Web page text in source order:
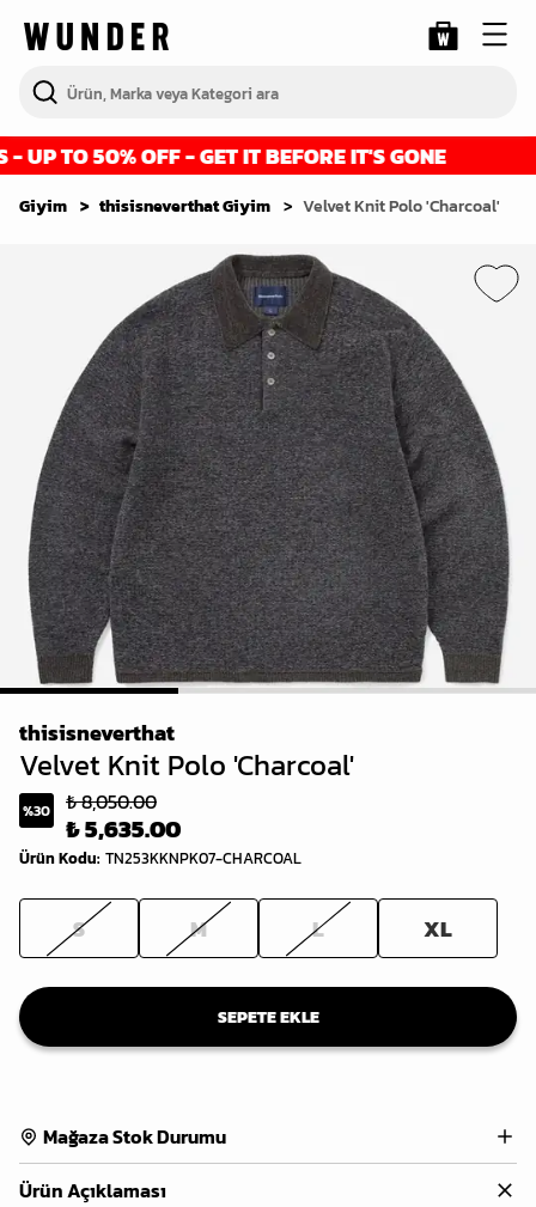
TO 50% OFF - GET IT BEFORE IT'S GONE
Giyim thisisneverthat Giyim Velvet Knit Polo 'Charcoal'
1 2 3
thisisneverthat
Velvet Knit Polo 'Charcoal'
%30 ₺ 8,050.00
₺ 5,635.00
Ürün Kodu: TN253KKNPK07-CHARCOAL
S M L XL
SEPETE EKLE
Mağaza Stok Durumu
Ürün Açıklaması